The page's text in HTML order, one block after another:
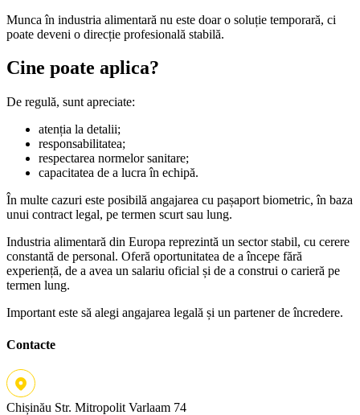
Munca în industria alimentară nu este doar o soluție temporară, ci
poate deveni o direcție profesională stabilă.
Cine poate aplica?
De regulă, sunt apreciate:
atenția la detalii;
responsabilitatea;
respectarea normelor sanitare;
capacitatea de a lucra în echipă.
În multe cazuri este posibilă angajarea cu pașaport biometric, în baza
unui contract legal, pe termen scurt sau lung.
Industria alimentară din Europa reprezintă un sector stabil, cu cerere
constantă de personal. Oferă oportunitatea de a începe fără
experiență, de a avea un salariu oficial și de a construi o carieră pe
termen lung.
Important este să alegi angajarea legală și un partener de încredere.
Contacte
Chișinău Str. Mitropolit Varlaam 74